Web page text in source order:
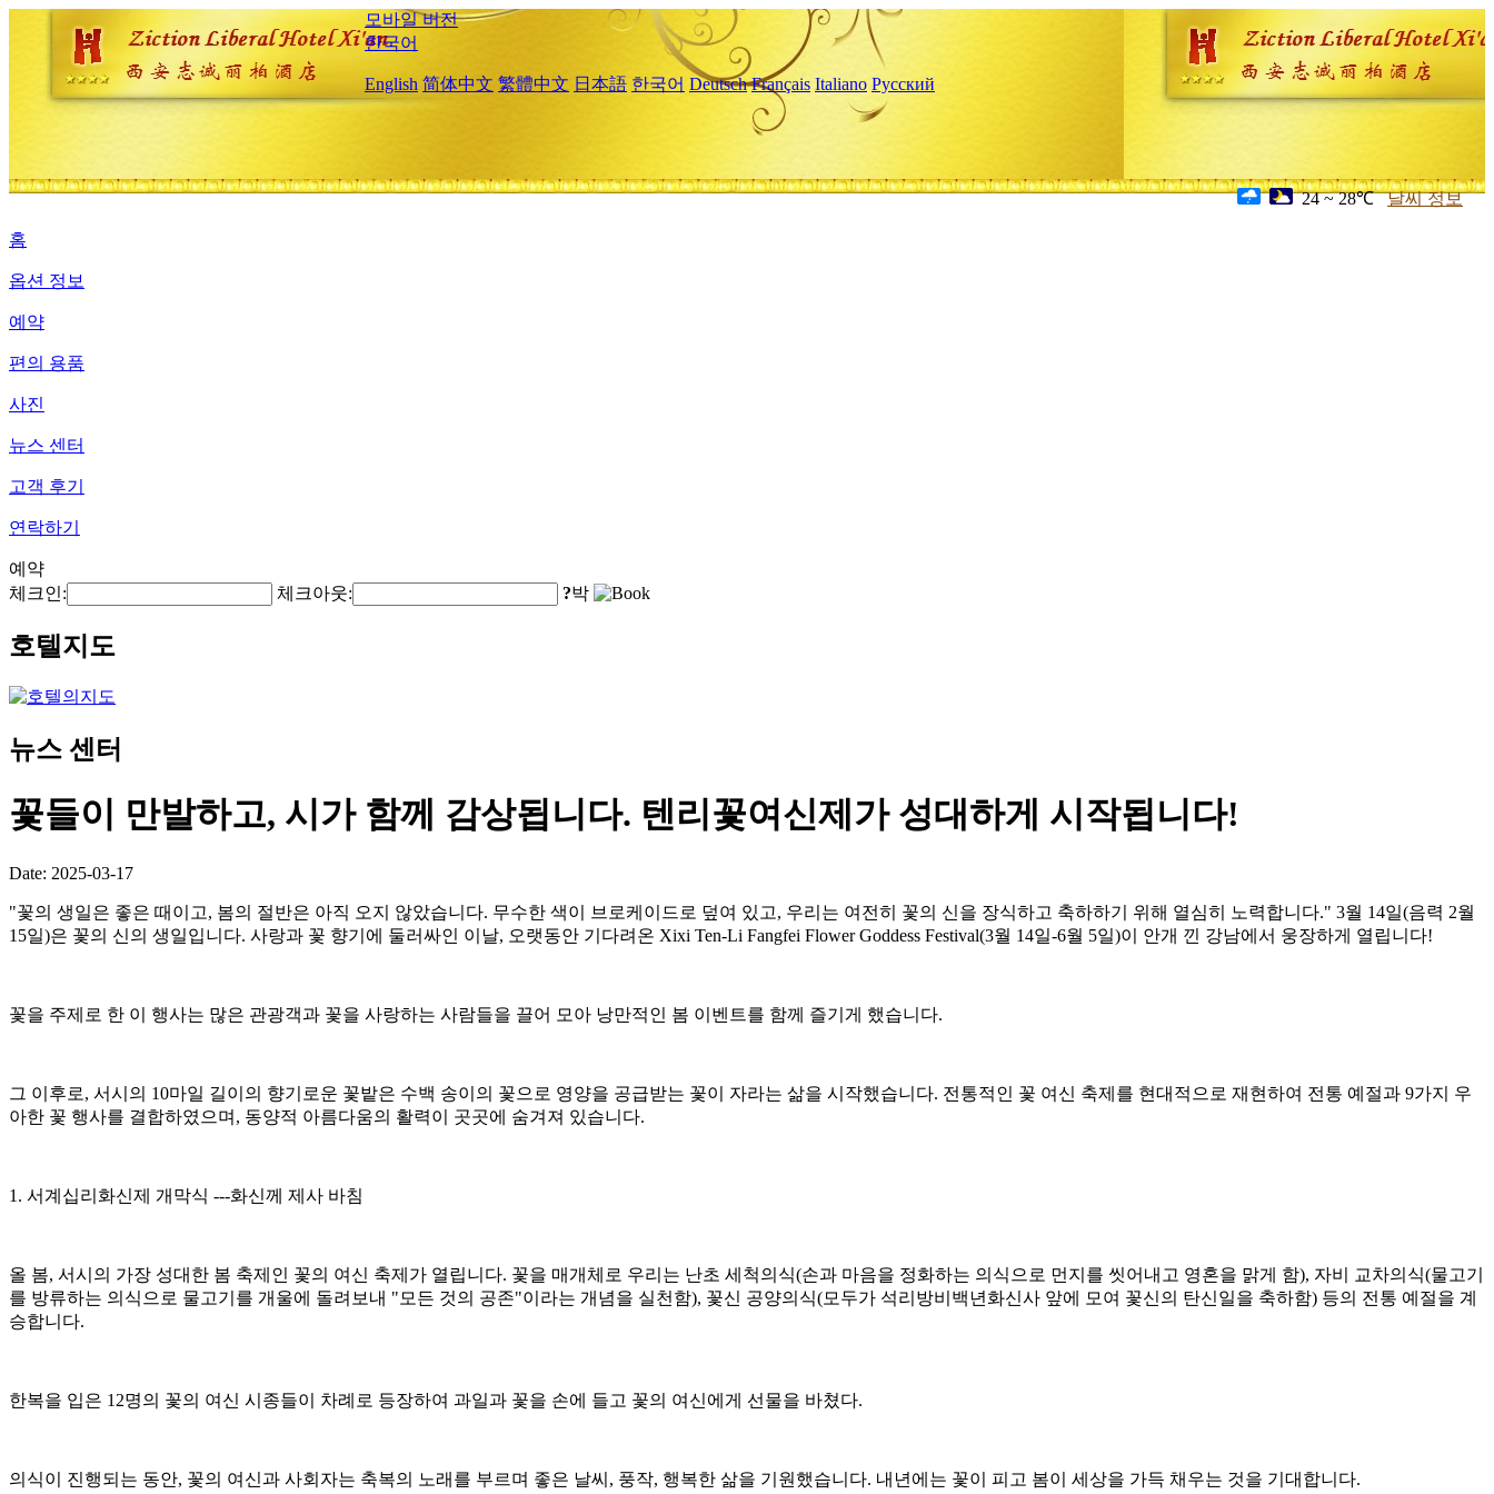
모바일 버전
한국어
English 简体中文 繁體中文 日本語 한국어 Deutsch Français Italiano Русский
24 ~ 28℃ 날씨 정보
홈
옵션 정보
예약
편의 용품
사진
뉴스 센터
고객 후기
연락하기
예약
체크인:
체크아웃: ?박
호텔지도
뉴스 센터
꽃들이 만발하고, 시가 함께 감상됩니다. 텐리꽃여신제가 성대하게 시작됩니다!
Date: 2025-03-17
"꽃의 생일은 좋은 때이고, 봄의 절반은 아직 오지 않았습니다. 무수한 색이 브로케이드로 덮여 있고, 우리는 여전히 꽃의 신을 장식하고 축하하기 위해 열심히 노력합니다." 3월 14일(음력 2월
15일)은 꽃의 신의 생일입니다. 사랑과 꽃 향기에 둘러싸인 이날, 오랫동안 기다려온 Xixi Ten-Li Fangfei Flower Goddess Festival(3월 14일-6월 5일)이 안개 낀 강남에서 웅장하게 열립니다!
꽃을 주제로 한 이 행사는 많은 관광객과 꽃을 사랑하는 사람들을 끌어 모아 낭만적인 봄 이벤트를 함께 즐기게 했습니다.
그 이후로, 서시의 10마일 길이의 향기로운 꽃밭은 수백 송이의 꽃으로 영양을 공급받는 꽃이 자라는 삶을 시작했습니다. 전통적인 꽃 여신 축제를 현대적으로 재현하여 전통 예절과 9가지 우
아한 꽃 행사를 결합하였으며, 동양적 아름다움의 활력이 곳곳에 숨겨져 있습니다.
1. 서계십리화신제 개막식 ---화신께 제사 바침
올 봄, 서시의 가장 성대한 봄 축제인 꽃의 여신 축제가 열립니다. 꽃을 매개체로 우리는 난초 세척의식(손과 마음을 정화하는 의식으로 먼지를 씻어내고 영혼을 맑게 함), 자비 교차의식(물고기
를 방류하는 의식으로 물고기를 개울에 돌려보내 "모든 것의 공존"이라는 개념을 실천함), 꽃신 공양의식(모두가 석리방비백년화신사 앞에 모여 꽃신의 탄신일을 축하함) 등의 전통 예절을 계
승합니다.
한복을 입은 12명의 꽃의 여신 시종들이 차례로 등장하여 과일과 꽃을 손에 들고 꽃의 여신에게 선물을 바쳤다.
의식이 진행되는 동안, 꽃의 여신과 사회자는 축복의 노래를 부르며 좋은 날씨, 풍작, 행복한 삶을 기원했습니다. 내년에는 꽃이 피고 봄이 세상을 가득 채우는 것을 기대합니다.